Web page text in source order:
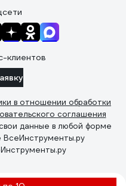
клиентов
в отношении обработки
соглашения
данные в любой форме
ВсеИнструменты.ру